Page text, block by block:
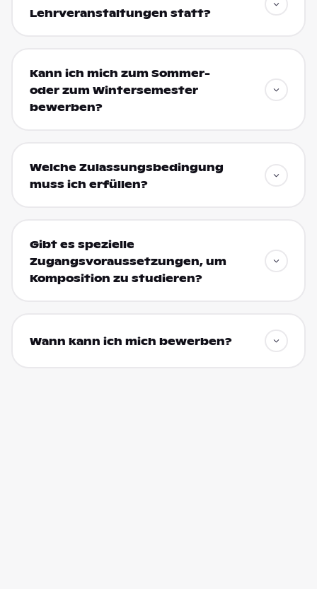
Lehrveranstaltungen statt?
Kann ich mich zum Sommer-
oder zum Wintersemester
bewerben?
Welche Zulassungsbedingung
muss ich erfüllen?
Gibt es spezielle
Zugangsvoraussetzungen, um
Komposition zu studieren?
Wann kann ich mich bewerben?